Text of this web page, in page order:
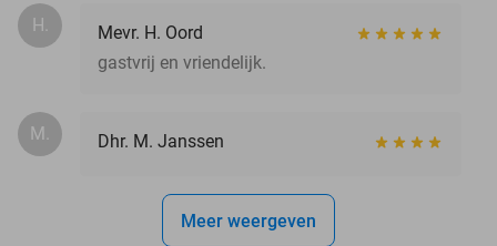
H.
Mevr. H. Oord
gastvrij en vriendelijk.
M. Dhr. M. Janssen
Meer weergeven